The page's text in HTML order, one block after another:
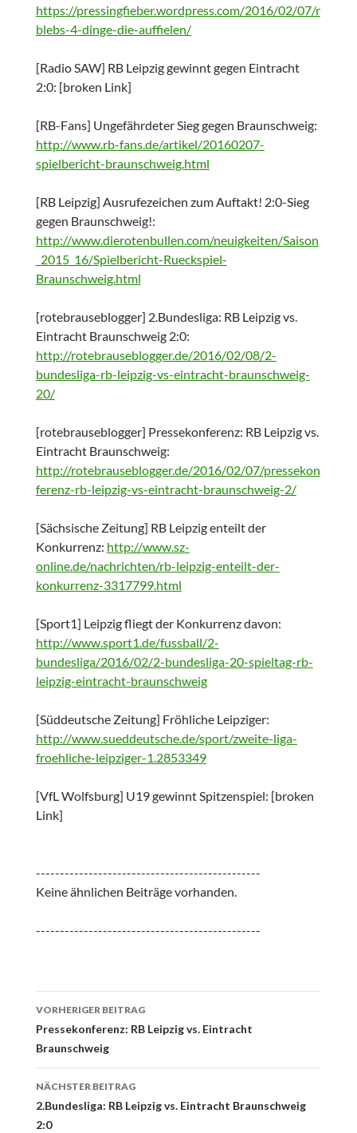
https://pressingfieber.wordpress.com/2016/02/07/r
blebs-4-dinge-die-auffielen/
[Radio SAW] RB Leipzig gewinnt gegen Eintracht
2:0: [broken Link]
[RB-Fans] Ungefährdeter Sieg gegen Braunschweig:
http://www.rb-fans.de/artikel/20160207-
spielbericht-braunschweig.html
[RB Leipzig] Ausrufezeichen zum Auftakt! 2:0-Sieg
gegen Braunschweig!:
http://www.dierotenbullen.com/neuigkeiten/Saison
_2015_16/Spielbericht-Rueckspiel-
Braunschweig.html
[rotebrauseblogger] 2.Bundesliga: RB Leipzig vs.
Eintracht Braunschweig 2:0:
http://rotebrauseblogger.de/2016/02/08/2-
bundesliga-rb-leipzig-vs-eintracht-braunschweig-
20/
[rotebrauseblogger] Pressekonferenz: RB Leipzig vs.
Eintracht Braunschweig:
http://rotebrauseblogger.de/2016/02/07/pressekon
ferenz-rb-leipzig-vs-eintracht-braunschweig-2/
[Sächsische Zeitung] RB Leipzig enteilt der
Konkurrenz: http://www.sz-
online.de/nachrichten/rb-leipzig-enteilt-der-
konkurrenz-3317799.html
[Sport1] Leipzig fliegt der Konkurrenz davon:
http://www.sport1.de/fussball/2-
bundesliga/2016/02/2-bundesliga-20-spieltag-rb-
leipzig-eintracht-braunschweig
[Süddeutsche Zeitung] Fröhliche Leipziger:
http://www.sueddeutsche.de/sport/zweite-liga-
froehliche-leipziger-1.2853349
[VfL Wolfsburg] U19 gewinnt Spitzenspiel: [broken
Link]
-----------------------------------------------
Keine ähnlichen Beiträge vorhanden.
-----------------------------------------------
Beitrags-
Navigation
VORHERIGER BEITRAG
Pressekonferenz: RB Leipzig vs. Eintracht
Braunschweig
NÄCHSTER BEITRAG
2.Bundesliga: RB Leipzig vs. Eintracht Braunschweig
2:0